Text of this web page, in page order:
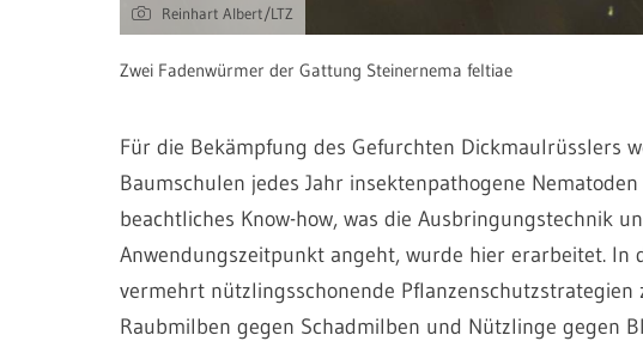
Reinhart Albert/LTZ
Zwei Fadenwürmer der Gattung Steinernema feltiae
Für die Bekämpfung des Gefurchten Dickmaulrüsslers
Baumschulen jedes Jahr insektenpathogene
beachtliches Know-how, was die Ausbringungstechnik
Anwendungszeitpunkt angeht, wurde hier erarbeitet. In
vermehrt nützlingsschonende Pflanzenschutzstrategien
Raubmilben gegen Schadmilben und Nützlinge gegen